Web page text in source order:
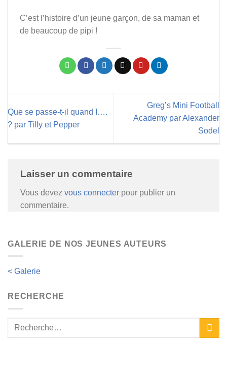
GALERIE DE NOS JEUNES AUTEURS
< Galerie
RECHERCHE
C’est l’histoire d’un jeune garçon, de sa maman et
de beaucoup de pipi !
Que se passe-t-il quand I….
? par Tilly et Pepper
Greg’s Mini Football
Academy par Alexander
Sodel
Laisser un commentaire
Vous devez vous connecter pour publier un
commentaire.